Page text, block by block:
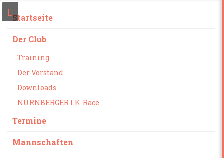
Startseite
Der Club
Training
Der Vorstand
Downloads
NÜRNBERGER LK-Race
Termine
Mannschaften